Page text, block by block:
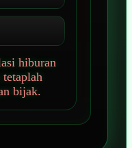
hiburan
bijak.